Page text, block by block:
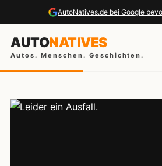
AutoNatives.de bei Google
AUTONATIVES
Autos. Menschen. Geschichten.